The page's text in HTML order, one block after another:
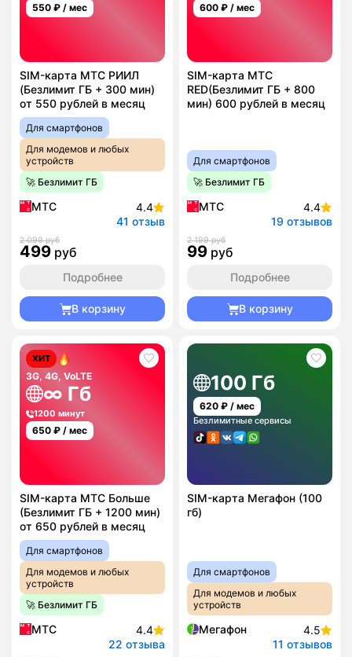
550 ₽ / мес
SIM-карта МТС РИИЛ
(Безлимит ГБ + 300 мин)
от 550 рублей в месяц
Для смартфонов
Для модемов и любых
устройств
🚀 Безлимит ГБ
МТС
4.4
41 отзыв
2 099 руб
499 руб
Подробнее
В корзину
600 ₽ / мес
SIM-карта МТС
RED(Безлимит ГБ + 800
мин) 600 рублей в месяц
Для смартфонов
🚀 Безлимит ГБ
МТС
4.4
19 отзывов
2 199 руб
99 руб
Подробнее
В корзину
ХИТ
3G, 4G, VoLTE
∞ Гб
1200 минут
650 ₽ / мес
SIM-карта МТС Больше
(Безлимит ГБ + 1200 мин)
от 650 рублей в месяц
Для смартфонов
Для модемов и любых
устройств
🚀 Безлимит ГБ
МТС
4.4
22 отзыва
100 Гб
620 ₽ / мес
Безлимитные сервисы
SIM-карта Мегафон (100
гб)
Для смартфонов
Для модемов и любых
устройств
Мегафон
4.5
11 отзывов